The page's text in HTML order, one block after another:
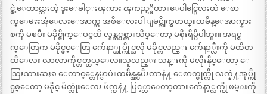
င္ရဲ့ေထာင္ထားတဲ့ ဒူးေခါင္းၾကား ၾကည့္မိတာ။ေပါင္ဂြေလးထဲ ေစာ
က္ေမႊးအုံေလးေအာက္က အစိေလးပါ ျမင္လိုက္ရတယ္။ထမိန္ေအာက္နား
စကို မၿပီး မခိုင္ဗိုက္ေပၚထိ လွန္တင္ပစ္တာ။သိပ္ေတာ့ မစိုးရိမ္မိပါဘူး။ အရင္ရ
က္ေတြက မခိုင္ဖင္ေတြ က်ေနာ္ဆုပ္ကိုင္သလို မခိုင္ကလည္း က်ေနာ့္လီးကို မထိတ
ထိေလး လာလာကိုင္တတ္တယ္ေလ။သူလည္း သန္းကို မလိုးနိုင္ေတာ့ ေ
သြးသားဆႏၵ ေတာင့္တေနမွာပဲ။ထမိန္လွန္ၿပီးတာနဲ႔ ေစာက္ဖုတ္ကို လက္နဲ႔အုပ္ကို
င္ပစ္ေတာ့ မခိုင္ မ်က္လုံးေလး ဖ်က္ကနဲ႔ ပြင့္လာေတာ့တာ။က်ေနာ့္လက္ကို ဖမ္းကို